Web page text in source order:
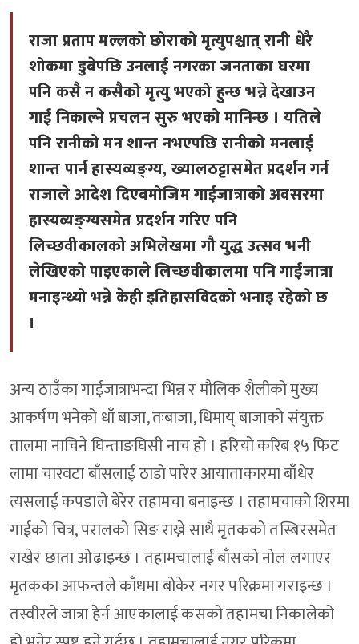
राजा प्रताप मल्लको छोराको मृत्युपश्चात् रानी धेरै
शोकमा डुबेपछि उनलाई नगरका जनताका घरमा
पनि कसै न कसैको मृत्यु भएको हुन्छ भन्ने देखाउन
गाई निकाल्ने प्रचलन सुरु भएको मानिन्छ । यतिले
पनि रानीको मन शान्त नभएपछि रानीको मनलाई
शान्त पार्न हास्यव्यङ्ग्य, ख्यालठट्टासमेत प्रदर्शन गर्न
राजाले आदेश दिएबमोजिम गाईजात्राको अवसरमा
हास्यव्यङ्ग्यसमेत प्रदर्शन गरिए पनि
लिच्छवीकालको अभिलेखमा गौ युद्ध उत्सव भनी
लेखिएको पाइएकाले लिच्छवीकालमा पनि गाईजात्रा
मनाइन्थ्यो भन्ने केही इतिहासविदको भनाइ रहेको छ
।
अन्य ठाउँका गाईजात्राभन्दा भिन्न र मौलिक शैलीको मुख्य
आकर्षण भनेको धाँ बाजा, तःबाजा, धिमाय् बाजाको संयुक्त
तालमा नाचिने घिन्ताङघिसी नाच हो । हरियो करिब १५ फिट
लामा चारवटा बाँसलाई ठाडो पारेर आयाताकारमा बाँधेर
त्यसलाई कपडाले बेरेर तहामचा बनाइन्छ । तहामचाको शिरमा
गाईको चित्र, परालको सिङ राख्ने साथै मृतकको तस्बिरसमेत
राखेर छाता ओढाइन्छ । तहामचालाई बाँसको नोल लगाएर
मृतकका आफन्तले काँधमा बोकेर नगर परिक्रमा गराइन्छ ।
तस्वीरले जात्रा हेर्न आएकालाई कसको तहामचा निकालेको